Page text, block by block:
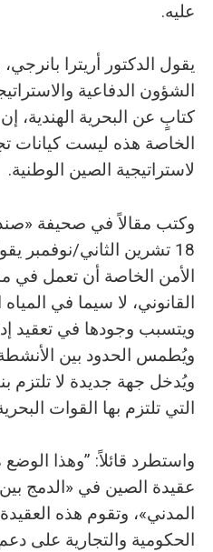
عليه.
يقول الدكتور أريترا
الشؤون الدفاعية
كتابٍ عن البحرية الهندية،
الخاصة هذه ليست كيانات
لاستراتيجية الصين الوطنية.
وكتب مقالاً في صحيفة
18 تشرين الثاني/
الأمن الخاصة أن تعمل في
القانوني، لا سيما في
ويتسبب وجودها في تعقيد
ويُطمس الحدود بين الأنشطة
ويُدخل جهة جديدة لا
التي تلتزم بها القوات
واستطرد قائلاً: ”وهذا
عقيدة الصين في «الدمج
المدني»، وتقوم هذه
الحكومية والتجارية على